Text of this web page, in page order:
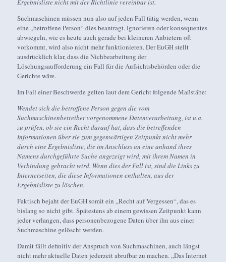
Ergebnisliste nicht mit der Richtlinie vereinbar ist.
Suchmaschinen müssen nun also auf jeden Fall tätig werden, wenn
eine „betroffene Person“ dies beantragt. Ignorieren oder konsequentes
abwiegeln, wie es heute auch gerade bei kleineren Anbietern oft
vorkommt, wird also nicht mehr funktionieren. Der EuGH stellt
ausdrücklich klar, dass die Nichbearbeitung der
Löschungsaufforderung ein Fall für die Aufsichtsbehörden oder die
Gerichte wäre.
Im Fall einer Beschwerde gelten laut dem Gericht folgende Maßstäbe:
Wendet sich die betroffene Person gegen die vom
Suchmaschinenbetreiber vorgenommene Datenverarbeitung, ist u.a.
zu prüfen, ob sie ein Recht darauf hat, dass die betreffenden
Informationen über sie zum gegenwärtigen Zeitpunkt nicht mehr
durch eine Ergebnisliste, die im Anschluss an eine anhand ihres
Namens durchgeführte Suche angezeigt wird, mit ihrem Namen in
Verbindung gebracht wird. Wenn dies der Fall ist, sind die Links zu
Internetseiten, die diese Informationen enthalten, aus der
Ergebnisliste zu löschen.
Faktisch bejaht der EuGH somit ein „Recht auf Vergessen“, das es
bislang so nicht gibt. Spätestens ab einem gewissen Zeitpunkt kann
jeder verlangen, dass personenbezogene Daten über ihn aus einer
Suchmaschine gelöscht werden.
Damit fällt definitiv der Anspruch von Suchmaschinen, auch längst
nicht mehr aktuelle Daten jederzeit abrufbar zu machen. „Das Internet